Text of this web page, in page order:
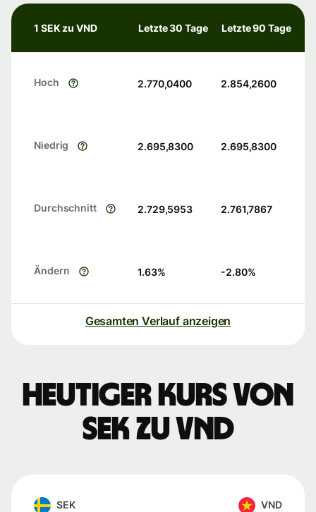
1 SEK zu VND Letzte 30 Tage Letzte 90 Tage
Hoch 2.770,0400 2.854,2600
Niedrig 2.695,8300 2.695,8300
Durchschnitt 2.729,5953 2.761,7867
Ändern 1.63% -2.80%
Gesamten Verlauf anzeigen
Heutiger Kurs von
SEK zu VND
SEK VND